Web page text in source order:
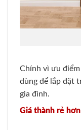
Chính vì ưu
dùng để lắp đặt
gia đình.
Giá thành rẻ